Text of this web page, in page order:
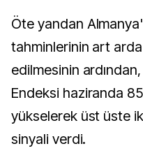
Öte yandan
tahminlerinin art
edilmesinin
Endeksi haziranda
yükselerek üst üste
sinyali verdi.